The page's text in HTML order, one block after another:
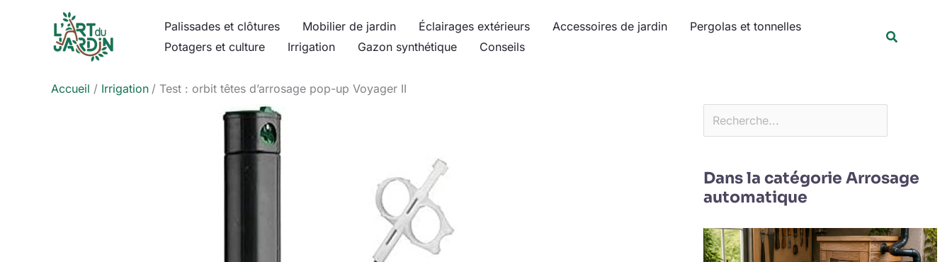
Palissades et clôtures Mobilier de jardin Éclairages extérieurs Accessoires de jardin
Pergolas et tonnelles
Potagers et culture
Irrigation Gazon synthétique Conseils
Accueil Irrigation Test : orbit têtes d’arrosage pop-up Voyager II
Dans la catégorie Arrosage
automatique